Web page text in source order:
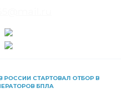
РОССИИ СТАРТОВАЛ ОТБОР В
БПЛА